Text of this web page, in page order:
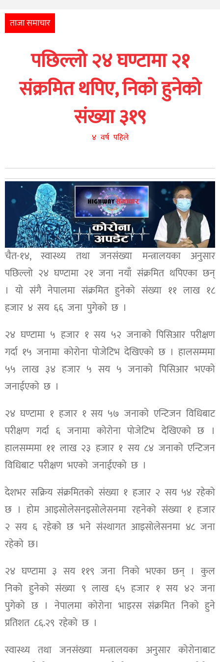
आर्थिक
नेपाली
युनिकोड
ताजा समाचार
पछिल्लो २४ घण्टामा २१
संक्रमित थपिए, निको हुनेको
संख्या ३१९
४ वर्ष पहिले
चैत-१४, स्वास्थ्य तथा जनसंख्या मन्त्रालयका अनुसार
पछिल्लो २४ घण्टामा २१ जना नयाँ संक्रमित थपिएका छन्
। यो संगै नेपालमा संक्रमित हुनेको संख्या ११ लाख १८
हजार ४ सय ६६ जना पुगेको छ ।
२४ घण्टामा ५ हजार १ सय ५२ जनाको पिसिआर परीक्षण
गर्दा १५ जनामा कोरोना पोजेटिभ देखिएको छ । हालसम्ममा
५५ लाख ३४ हजार ५ सय ५ जनाको पिसिआर भएको
जनाईएको छ ।
२४ घण्टामा १ हजार १ सय ५७ जनाको एन्टिजन विधिबाट
परीक्षण गर्दा ६ जनामा कोरोना पोजेटिभ देखिएको छ ।
हालसम्ममा ११ लाख २३ हजार १ सय ८४ जनाको एन्टिजन
विधिबाट परीक्षण भएको जनाईएको छ ।
देशभर सक्रिय संक्रमितको संख्या १ हजार २ सय ५४ रहेको
छ । होम आइसोलेसनइसोलेसनमा रहनेको संख्या १ हजार
२ सय ६ रहेको छ भने संस्थागत आइसोलेसनमा ४८ जना
रहेको छ।
२४ घण्टामा ३ सय ११९ जना निको भएका छन् । कुल
निको हुनेको संख्या ९ लाख ६५ हजार १ सय ४२ जना
पुगेको छ । नेपालमा कोरोना भाइरस संक्रमित निको हुने
प्रतिशत ८६.२९ रहेको छ ।
स्वास्थ्य तथा जनसंख्या मन्त्रालयका अनुसार कोरोनाबाट